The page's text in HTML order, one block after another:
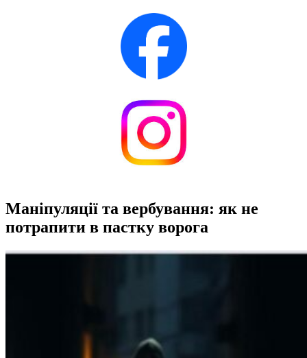
Маніпуляції та вербування: як не
потрапити в пастку ворога